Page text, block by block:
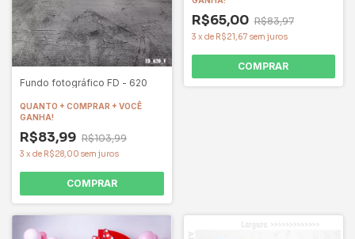
Fundo fotográfico FD - 620
QUANTO + COMPRAR + VOCÊ
GANHA!
R$83,99 R$103,99
3 x de R$28,00 sem juros
COMPRAR
R$65,00 R$83,97
3 x de R$21,67 sem juros
COMPRAR